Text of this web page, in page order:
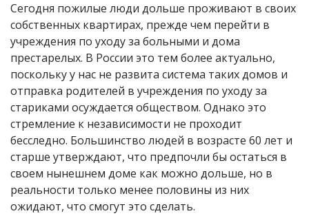
Сегодня пожилые люди дольше проживают в своих
собственных квартирах, прежде чем перейти в
учреждения по уходу за больными и дома
престарелых. В России это тем более актуально,
поскольку у нас не развита система таких домов и
отправка родителей в учреждения по уходу за
стариками осуждается обществом. Однако это
стремление к независимости не проходит
бесследно. Большинство людей в возрасте 60 лет и
старше утверждают, что предпочли бы остаться в
своем нынешнем доме как можно дольше, но в
реальности только менее половины из них
ожидают, что смогут это сделать.